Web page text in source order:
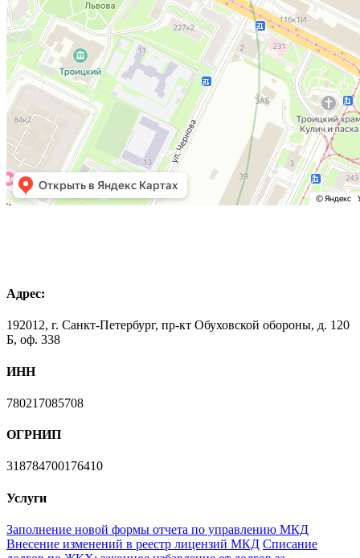
Адрес:
192012, г. Санкт-Петербург, пр-кт Обуховской обороны, д. 120
Б, оф. 338
ИНН
780217085708
ОГРНИП
318784700176410
Услуги
Заполнение новой формы отчета по управлению МКД
Внесение изменений в реестр лицензий МКД Списание